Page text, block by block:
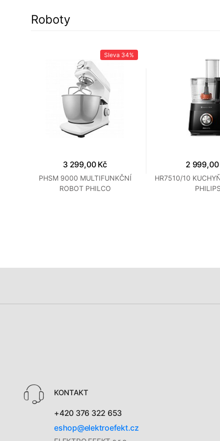
Roboty
Sleva 34%
3 299,00 Kč
PHSM 9000 MULTIFUNKČNÍ
ROBOT PHILCO
2 999,00
HR7510/10
KONTAKT
+420 376 322 653
eshop@elektroefekt.cz